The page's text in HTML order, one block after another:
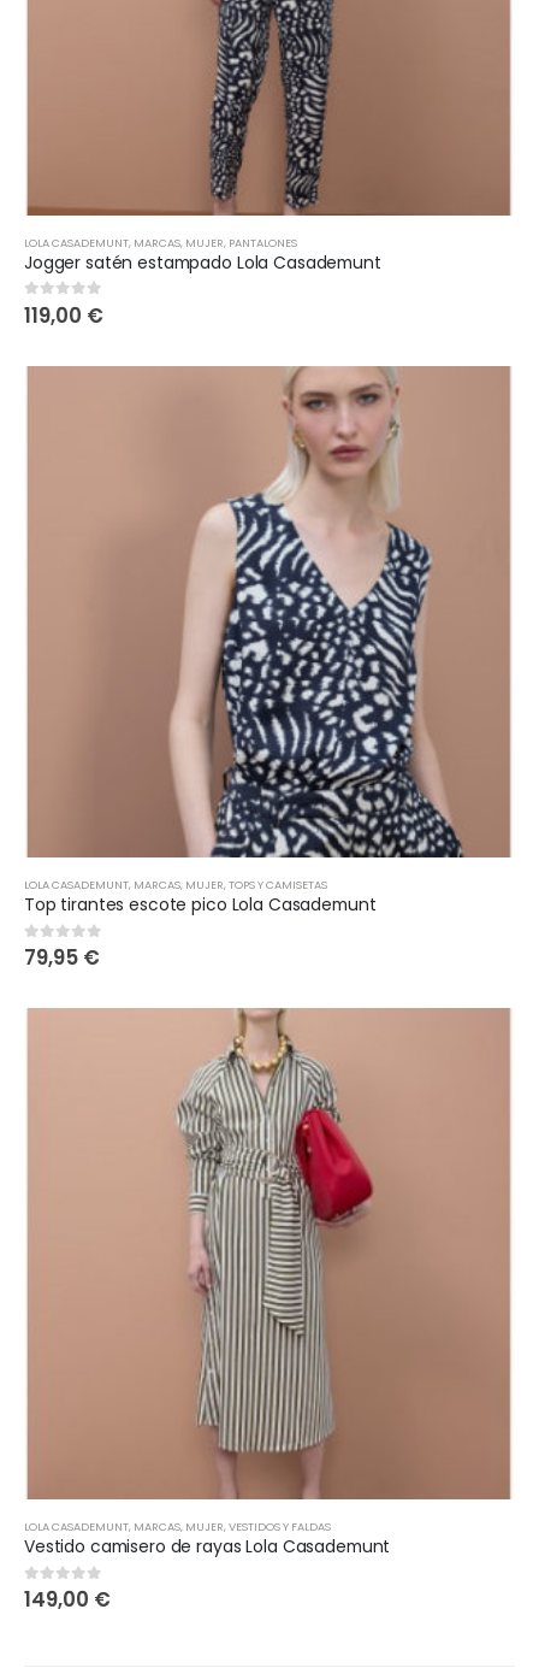
LOLA CASADEMUNT, MARCAS, MUJER, PANTALONES
Jogger satén estampado Lola Casademunt
0out of 5
119,00 €
LOLA CASADEMUNT, MARCAS, MUJER,TOPS Y CAMISETAS
Top tirantes escote pico Lola Casademunt
0out of 5
79,95 €
LOLA CASADEMUNT, MARCAS, MUJER,VESTIDOS Y FALDAS
Vestido camisero de rayas Lola Casademunt
0 out of 5
149,00 €